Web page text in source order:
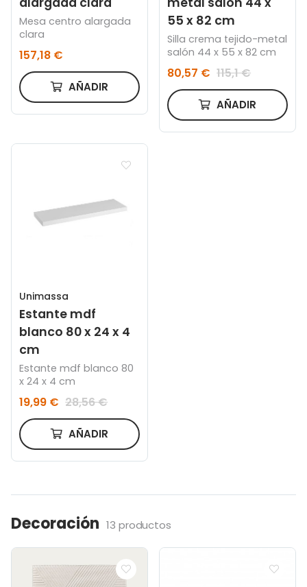
Mesa centro alargada
clara
157,18 €
AÑADIR
55 x 82 cm
Silla crema tejido-metal
salón 44 x 55 x 82 cm
80,57 € 115,1 €
AÑADIR
Unimassa
Estante mdf
blanco 80 x 24 x 4
cm
Estante mdf blanco 80
x 24 x 4 cm
19,99 € 28,56 €
AÑADIR
Decoración 13 productos